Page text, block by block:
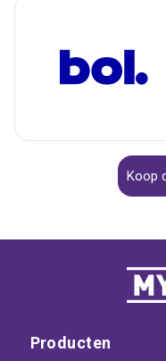
Koop
Producten